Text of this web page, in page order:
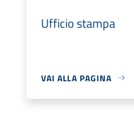
Ufficio stampa
VAI ALLA PAGINA